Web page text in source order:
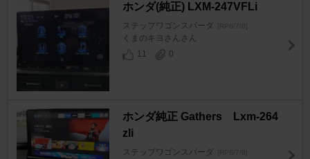
ホンダ(純正) LXM-247VFLi
ステップワゴンスパーダ [RP6/7/8]
くまのキヨさんさん
11
0
ホンダ純正 Gathers Lxm-264
zli
ステップワゴンスパーダ [RP6/7/8]